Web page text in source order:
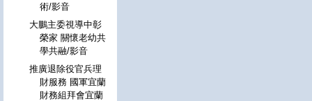
術/影音
大鵬主委視導中彰
榮家 關懷老幼共
學共融/影音
推廣退除役官兵理
財服務 國軍宜蘭
財務組拜會宜蘭